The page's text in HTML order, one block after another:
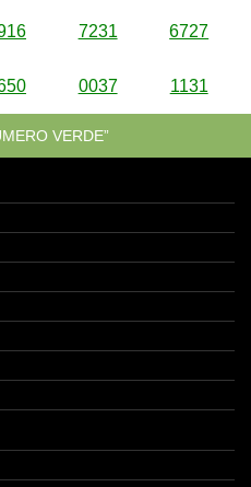
7231 6727
0037 1131
VERDE”